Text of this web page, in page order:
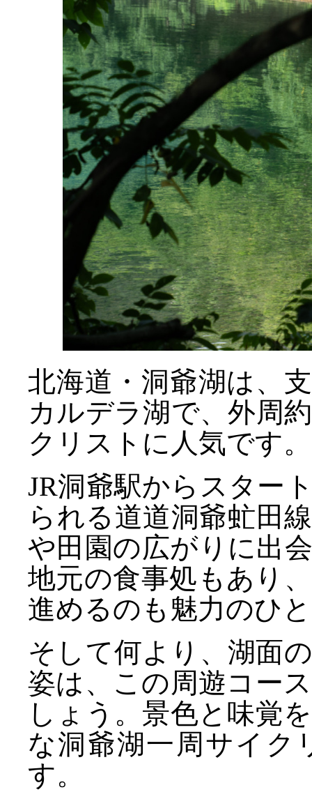
北海道・洞爺湖は、
カルデラ湖で、外周
クリストに人気です。
JR洞爺駅からスター
られる道道洞爺虻田
や田園の広がりに出
地元の食事処もあり
進めるのも魅力のひ
そして何より、湖面
姿は、この周遊コー
しょう。景色と味覚
な洞爺湖一周サイク
す。